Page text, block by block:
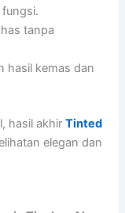
tanpa
hasil kemas dan
hasil akhirTinted
elegan dan